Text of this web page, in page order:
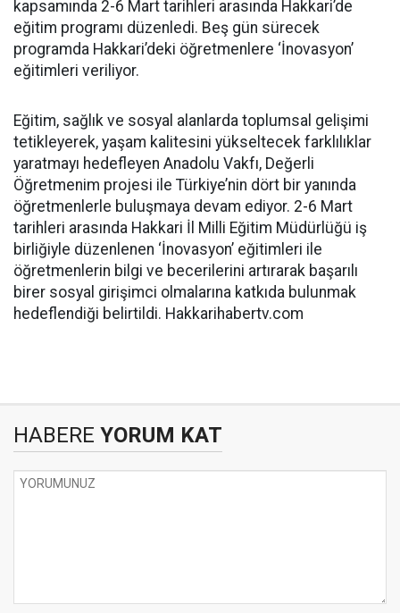
kapsamında 2-6 Mart tarihleri arasında Hakkari’de
eğitim programı düzenledi. Beş gün sürecek
programda Hakkari’deki öğretmenlere ‘İnovasyon’
eğitimleri veriliyor.
Eğitim, sağlık ve sosyal alanlarda toplumsal gelişimi
tetikleyerek, yaşam kalitesini yükseltecek farklılıklar
yaratmayı hedefleyen Anadolu Vakfı, Değerli
Öğretmenim projesi ile Türkiye’nin dört bir yanında
öğretmenlerle buluşmaya devam ediyor. 2-6 Mart
tarihleri arasında Hakkari İl Milli Eğitim Müdürlüğü iş
birliğiyle düzenlenen ‘İnovasyon’ eğitimleri ile
öğretmenlerin bilgi ve becerilerini artırarak başarılı
birer sosyal girişimci olmalarına katkıda bulunmak
hedeflendiği belirtildi. Hakkarihabertv.com
HABERE YORUM KAT